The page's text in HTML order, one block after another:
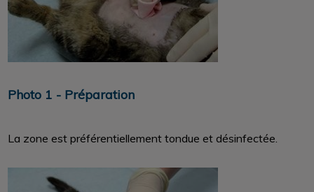
Photo 1 - Préparation
La zone est préférentiellement tondue et désinfectée.